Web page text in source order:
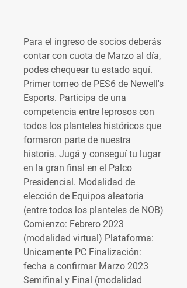
Para el ingreso de socios deberás
contar con cuota de Marzo al día,
podes chequear tu estado aquí.
Primer torneo de PES6 de Newell's
Esports. Participa de una
competencia entre leprosos con
todos los planteles históricos que
formaron parte de nuestra
historia. Jugá y conseguí tu lugar
en la gran final en el Palco
Presidencial. Modalidad de
elección de Equipos aleatoria
(entre todos los planteles de NOB)
Comienzo: Febrero 2023
(modalidad virtual) Plataforma:
Unicamente PC Finalización:
fecha a confirmar Marzo 2023
Semifinal y Final (modalidad